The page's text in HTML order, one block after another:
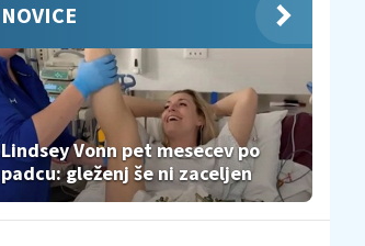
NOVICE
Lindsey Vonn pet mesecev po
padcu: gleženj še ni zaceljen